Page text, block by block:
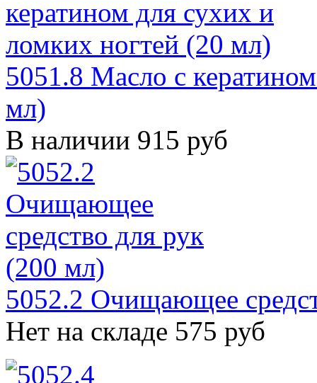
5051.8 Масло с
мл)
В наличии 915 руб
5052.2 Очищающее
Нет на складе 575 руб